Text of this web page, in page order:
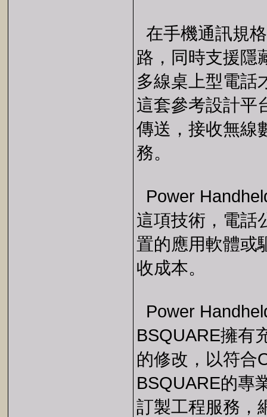
在手機通訊規
路，同時支援隱
多線桌上型電話
這套參考設計平
傳送，接收無線
務。
Power
這項技術，電話
置的應用軟體或
收成本。
Power
BSQUARE擁有
的修改，以符合
BSQUARE的專
訂製工程服務，